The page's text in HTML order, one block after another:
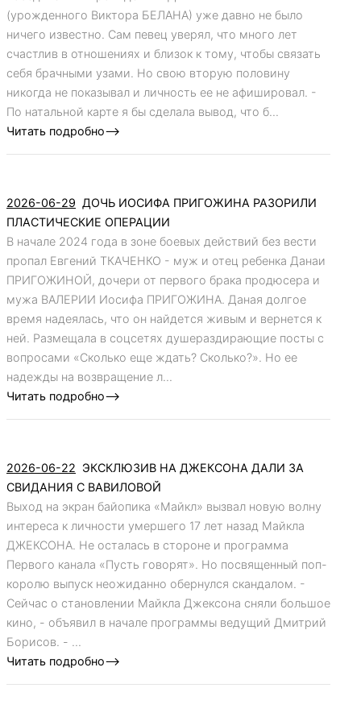
(урожденного Виктора БЕЛАНА) уже давно не было
ничего известно. Сам певец уверял, что много лет
счастлив в отношениях и близок к тому, чтобы связать
себя брачными узами. Но свою вторую половину
никогда не показывал и личность ее не афишировал. -
По натальной карте я бы сделала вывод, что б...
Читать подробно-->
2026-06-29 ДОЧЬ ИОСИФА ПРИГОЖИНА РАЗОРИЛИ
ПЛАСТИЧЕСКИЕ ОПЕРАЦИИ
В начале 2024 года в зоне боевых действий без вести
пропал Евгений ТКАЧЕНКО - муж и отец ребенка Данаи
ПРИГОЖИНОЙ, дочери от первого брака продюсера и
мужа ВАЛЕРИИ Иосифа ПРИГОЖИНА. Даная долгое
время надеялась, что он найдется живым и вернется к
ней. Размещала в соцсетях душераздирающие посты с
вопросами «Сколько еще ждать? Сколько?». Но ее
надежды на возвращение л...
Читать подробно-->
2026-06-22 ЭКСКЛЮЗИВ НА ДЖЕКСОНА ДАЛИ ЗА
СВИДАНИЯ С ВАВИЛОВОЙ
Выход на экран байопика «Майкл» вызвал новую волну
интереса к личности умершего 17 лет назад Майкла
ДЖЕКСОНА. Не осталась в стороне и программа
Первого канала «Пусть говорят». Но посвященный поп-
королю выпуск неожиданно обернулся скандалом. -
Сейчас о становлении Майкла Джексона сняли большое
кино, - объявил в начале программы ведущий Дмитрий
Борисов. - ...
Читать подробно-->